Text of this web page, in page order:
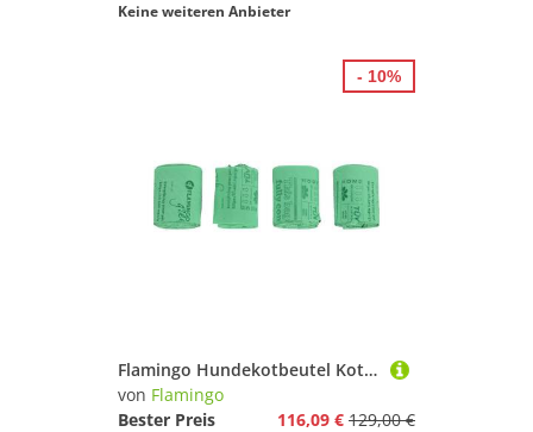
Keine weiteren Anbieter
Flamingo Hundekotbeutel Kotbeutel für Hunde Cardun grün
von Flamingo
Bester Preis
116,09 € 129,00 €
- 10%